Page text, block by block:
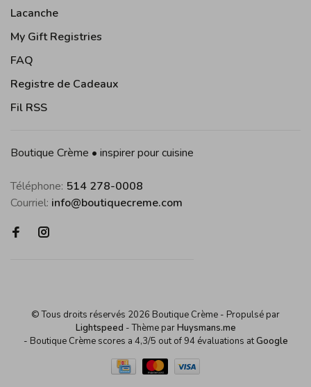
Lacanche
My Gift Registries
FAQ
Registre de Cadeaux
Fil RSS
Boutique Crème • inspirer pour cuisine
Téléphone: 514 278-0008
Courriel: info@boutiquecreme.com
© Tous droits réservés 2026 Boutique Crème - Propulsé par
Lightspeed - Thème parHuysmans.me
- Boutique Crème scores a 4,3/5 out of94 évaluations atGoogle